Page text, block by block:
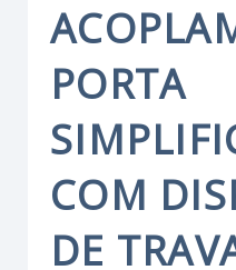
PORTA
COM
DE